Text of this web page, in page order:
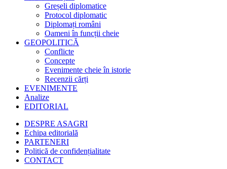
Greșeli diplomatice
Protocol diplomatic
Diplomați români
Oameni în funcții cheie
GEOPOLITICĂ
Conflicte
Concepte
Evenimente cheie în istorie
Recenzii cărți
EVENIMENTE
Analize
EDITORIAL
DESPRE ASAGRI
Echipa editorială
PARTENERI
Politică de confidențialitate
CONTACT